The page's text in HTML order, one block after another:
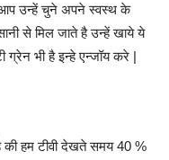
उन्हें चुने अपने स्वस्थ के
से मिल जाते है उन्हें खाये ये
भी है इन्हे एन्जॉय करे |
की हम टीवी देखते समय 40 %